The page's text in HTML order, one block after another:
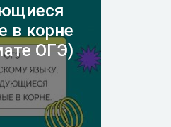
в корне
ОГЭ)